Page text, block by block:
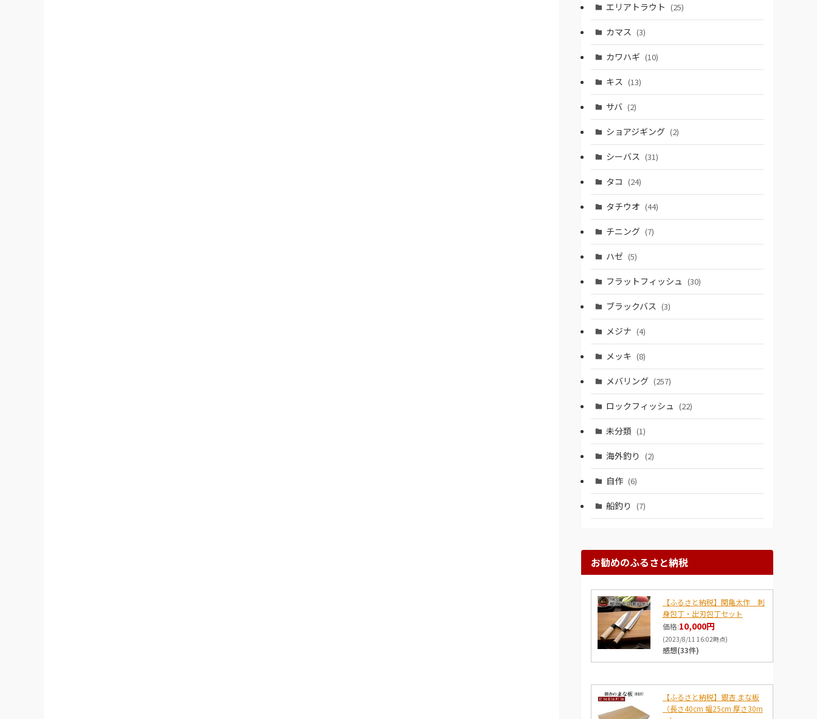
エリアトラウト (25)
カマス (3)
カワハギ (10)
キス (13)
サバ (2)
ショアジギング (2)
シーバス (31)
タコ (24)
タチウオ (44)
チニング (7)
ハゼ (5)
フラットフィッシュ (30)
ブラックバス (3)
メジナ (4)
メッキ (8)
メバリング (257)
ロックフィッシュ (22)
未分類 (1)
海外釣り (2)
自作 (6)
船釣り (7)
お勧めのふるさと納税
【ふるさと納税】関亀太作 刺
身包丁・出刃包丁セット
価格:10,000円
(2023/8/11 16:02時点)
感想(33件)
【ふるさと納税】銀杏 まな板
（長さ40cm 幅25cm 厚さ30m